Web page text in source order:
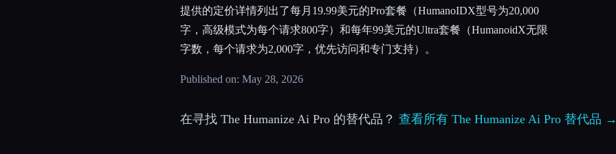
提供的定价详情列出了每月19.99美元的Pro套餐（HumanoIDX型号为20,000
字，高级模式为每个请求800字）和每年99美元的Ultra套餐（HumanoidX无限
字数，每个请求为2,000字，优先访问和专门支持）。
Published on: May 28, 2026
在寻找 The Humanize Ai Pro 的替代品？ 查看所有 The Humanize Ai Pro 替代品 →